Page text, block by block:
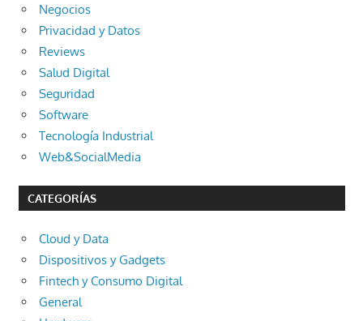
Negocios
Privacidad y Datos
Reviews
Salud Digital
Seguridad
Software
Tecnología Industrial
Web&SocialMedia
CATEGORÍAS
Cloud y Data
Dispositivos y Gadgets
Fintech y Consumo Digital
General